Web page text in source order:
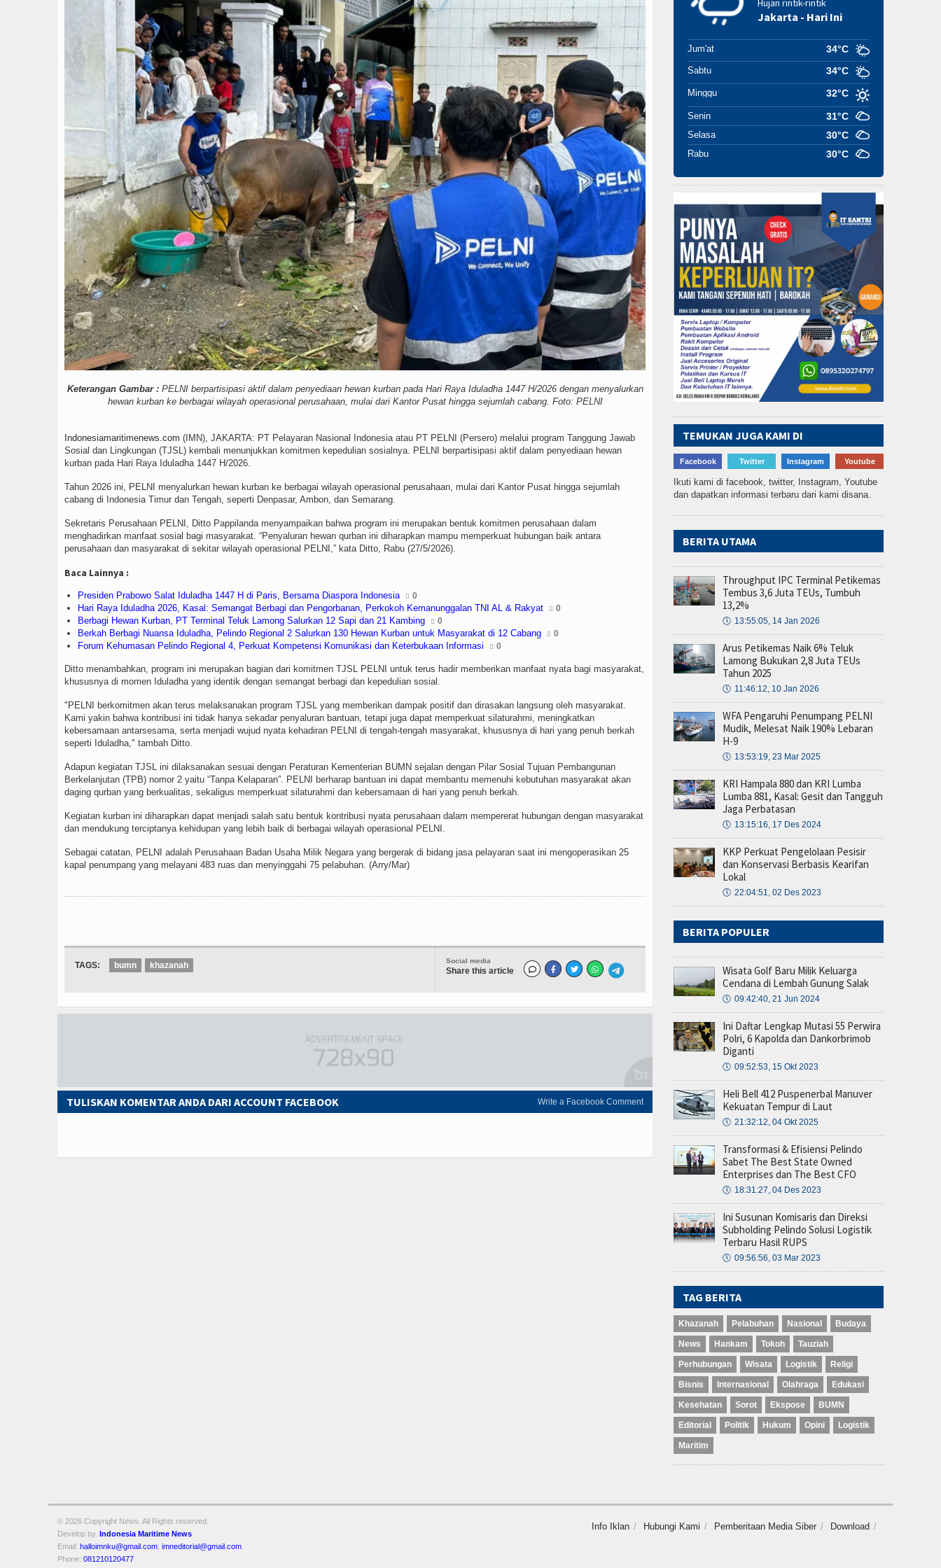
Keterangan Gambar :PELNI berpartisipasi aktif dalam penyediaan hewan kurban pada Hari Raya Iduladha 1447 H/2026 dengan menyalurkan
hewan kurban ke berbagai wilayah operasional perusahaan, mulai dari Kantor Pusat hingga sejumlah cabang. Foto: PELNI
Indonesiamaritimenews.com (IMN), JAKARTA: PT Pelayaran Nasional Indonesia atau PT PELNI (Persero) melalui program Tanggung Jawab
Sosial dan Lingkungan (TJSL) kembali menunjukkan komitmen kepedulian sosialnya. PELNI berpartisipasi aktif dalam penyediaan hewan
kurban pada Hari Raya Iduladha 1447 H/2026.
Tahun 2026 ini, PELNI menyalurkan hewan kurban ke berbagai wilayah operasional perusahaan, mulai dari Kantor Pusat hingga sejumlah
cabang di Indonesia Timur dan Tengah, seperti Denpasar, Ambon, dan Semarang.
Sekretaris Perusahaan PELNI, Ditto Pappilanda menyampaikan bahwa program ini merupakan bentuk komitmen perusahaan dalam
menghadirkan manfaat sosial bagi masyarakat. “Penyaluran hewan qurban ini diharapkan mampu memperkuat hubungan baik antara
perusahaan dan masyarakat di sekitar wilayah operasional PELNI,” kata Ditto, Rabu (27/5/2026).
Baca Lainnya :
Presiden Prabowo Salat Iduladha 1447 H di Paris, Bersama Diaspora Indonesia 0
Hari Raya Iduladha 2026, Kasal: Semangat Berbagi dan Pengorbanan, Perkokoh Kemanunggalan TNI AL & Rakyat 0
Berbagi Hewan Kurban, PT Terminal Teluk Lamong Salurkan 12 Sapi dan 21 Kambing 0
Berkah Berbagi Nuansa Iduladha, Pelindo Regional 2 Salurkan 130 Hewan Kurban untuk Masyarakat di 12 Cabang 0
Forum Kehumasan Pelindo Regional 4, Perkuat Kompetensi Komunikasi dan Keterbukaan Informasi 0
Ditto menambahkan, program ini merupakan bagian dari komitmen TJSL PELNI untuk terus hadir memberikan manfaat nyata bagi masyarakat,
khususnya di momen Iduladha yang identik dengan semangat berbagi dan kepedulian sosial.
"PELNI berkomitmen akan terus melaksanakan program TJSL yang memberikan dampak positif dan dirasakan langsung oleh masyarakat.
Kami yakin bahwa kontribusi ini tidak hanya sekadar penyaluran bantuan, tetapi juga dapat memperkuat silaturahmi, meningkatkan
kebersamaan antarsesama, serta menjadi wujud nyata kehadiran PELNI di tengah-tengah masyarakat, khususnya di hari yang penuh berkah
seperti Iduladha," tambah Ditto.
Adapun kegiatan TJSL ini dilaksanakan sesuai dengan Peraturan Kementerian BUMN sejalan dengan Pilar Sosial Tujuan Pembangunan
Berkelanjutan (TPB) nomor 2 yaitu “Tanpa Kelaparan”. PELNI berharap bantuan ini dapat membantu memenuhi kebutuhan masyarakat akan
daging qurban yang berkualitas, sekaligus memperkuat silaturahmi dan kebersamaan di hari yang penuh berkah.
Kegiatan kurban ini diharapkan dapat menjadi salah satu bentuk kontribusi nyata perusahaan dalam mempererat hubungan dengan masyarakat
dan mendukung terciptanya kehidupan yang lebih baik di berbagai wilayah operasional PELNI.
Sebagai catatan, PELNI adalah Perusahaan Badan Usaha Milik Negara yang bergerak di bidang jasa pelayaran saat ini mengoperasikan 25
kapal penumpang yang melayani 483 ruas dan menyinggahi 75 pelabuhan. (Arry/Mar)
Social media
Share this article
TAGS: bumn khazanah
Write a Facebook Comment
TULISKAN KOMENTAR ANDA DARI ACCOUNT FACEBOOK
Hujan rintik-rintik
Jakarta - Hari Ini
Jum'at 34°C
Sabtu 34°C
Minggu 32°C
Senin 31°C
Selasa 30°C
Rabu 30°C
TEMUKAN JUGA KAMI DI
Facebook Twitter Instagram Youtube
Ikuti kami di facebook, twitter, Instagram, Youtube
dan dapatkan informasi terbaru dari kami disana.
BERITA UTAMA
Throughput IPC Terminal Petikemas
Tembus 3,6 Juta TEUs, Tumbuh
13,2%
🕔 13:55:05, 14 Jan 2026
Arus Petikemas Naik 6% Teluk
Lamong Bukukan 2,8 Juta TEUs
Tahun 2025
🕔 11:46:12, 10 Jan 2026
WFA Pengaruhi Penumpang PELNI
Mudik, Melesat Naik 190% Lebaran
H-9
🕔 13:53:19, 23 Mar 2025
KRI Hampala 880 dan KRI Lumba
Lumba 881, Kasal: Gesit dan Tangguh
Jaga Perbatasan
🕔 13:15:16, 17 Des 2024
KKP Perkuat Pengelolaan Pesisir
dan Konservasi Berbasis Kearifan
Lokal
🕔 22:04:51, 02 Des 2023
BERITA POPULER
Wisata Golf Baru Milik Keluarga
Cendana di Lembah Gunung Salak
🕔 09:42:40, 21 Jun 2024
Ini Daftar Lengkap Mutasi 55 Perwira
Polri, 6 Kapolda dan Dankorbrimob
Diganti
🕔 09:52:53, 15 Okt 2023
Heli Bell 412 Puspenerbal Manuver
Kekuatan Tempur di Laut
🕔 21:32:12, 04 Okt 2025
Transformasi & Efisiensi Pelindo
Sabet The Best State Owned
Enterprises dan The Best CFO
🕔 18:31:27, 04 Des 2023
Ini Susunan Komisaris dan Direksi
Subholding Pelindo Solusi Logistik
Terbaru Hasil RUPS
🕔 09:56:56, 03 Mar 2023
TAG BERITA
Khazanah Pelabuhan Nasional Budaya
News Hankam Tokoh Tauziah
Perhubungan Wisata Logistik Religi
Bisnis Internasional Olahraga Edukasi
Kesehatan Sorot Ekspose BUMN
Editorial Politik Hukum Opini Logistik
Maritim
Info Iklan Hubungi Kami Pemberitaan Media Siber Download
© 2026 Copyright News. All Rights reserved.
Develop by. Indonesia Maritime News
Email: halloimnku@gmail.com imneditorial@gmail.com
Phone: 081210120477